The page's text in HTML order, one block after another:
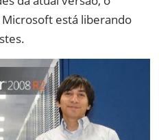
está liberando